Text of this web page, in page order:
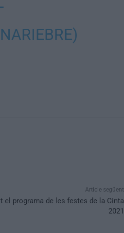
Article següent
el programa de les festes de la Cinta
2021